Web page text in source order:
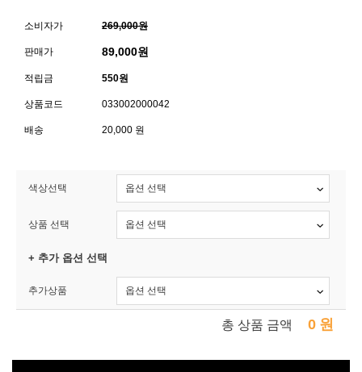
소비자가 269,000원
판매가 89,000원
적립금 550원
상품코드 033002000042
배송 20,000 원
색상선택
상품 선택
+ 추가 옵션 선택
추가상품
총 상품 금액 0 원